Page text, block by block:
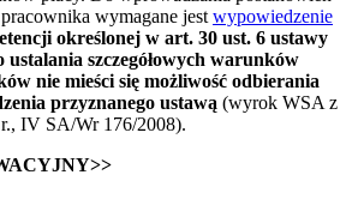
wymagane jest wypowiedzenie
określonej w art. 30 ust. 6 ustawy
szczegółowych warunków
nie mieści się możliwość odbierania
przyznanego ustawą (wyrok WSA z
IV SA/Wr 176/2008).